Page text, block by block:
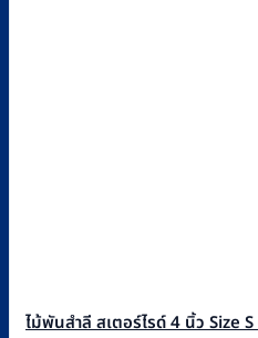
ไม้พันสำลี สเตอร์ไรด์ 4 นิ้ว Size